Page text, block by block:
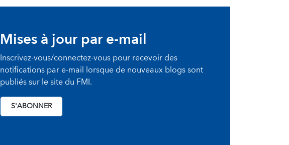
Mises à jour par e-mail
Inscrivez-vous/connectez-vous pour recevoir des
notifications par e-mail lorsque de nouveaux blogs sont
publiés sur le site du FMI.
S'ABONNER